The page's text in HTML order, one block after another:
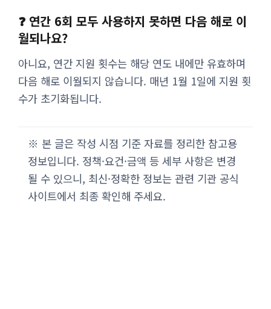
❓ 연간 6회 모두 사용하지 못하면 다음 해로 이
월되나요?
아니요, 연간 지원 횟수는 해당 연도 내에만 유효하며
다음 해로 이월되지 않습니다. 매년 1월 1일에 지원 횟
수가 초기화됩니다.
※ 본 글은 작성 시점 기준 자료를 정리한 참고용
정보입니다. 정책·요건·금액 등 세부 사항은 변경
될 수 있으니, 최신·정확한 정보는 관련 기관 공식
사이트에서 최종 확인해 주세요.